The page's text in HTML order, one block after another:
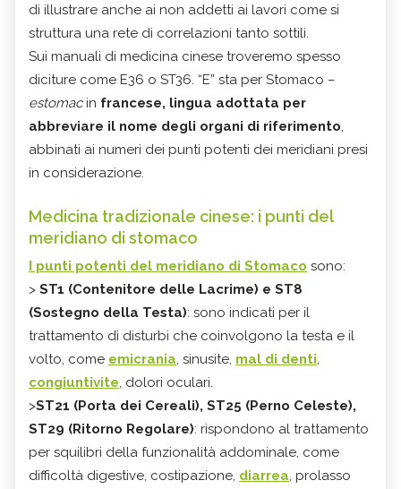
di illustrare anche ai non addetti ai lavori come si
struttura una rete di correlazioni tanto sottili.
Sui manuali di medicina cinese troveremo spesso
diciture come E36 o ST36. “E” sta per Stomaco –
estomacin francese, lingua adottata per
abbreviare il nome degli organi di riferimento,
abbinati ai numeri dei punti potenti dei meridiani presi
in considerazione.
Medicina tradizionale cinese: i punti del
meridiano di stomaco
I punti potenti del meridiano di Stomaco sono:
> ST1 (Contenitore delle Lacrime) e ST8
(Sostegno della Testa): sono indicati per il
trattamento di disturbi che coinvolgono la testa e il
volto, come emicrania, sinusite, mal di denti,
congiuntivite, dolori oculari.
>ST21 (Porta dei Cereali), ST25 (Perno Celeste),
ST29 (Ritorno Regolare): rispondono al trattamento
per squilibri della funzionalità addominale, come
difficoltà digestive, costipazione, diarrea, prolasso